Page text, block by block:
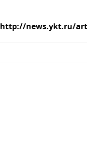
http://news.ykt.ru/